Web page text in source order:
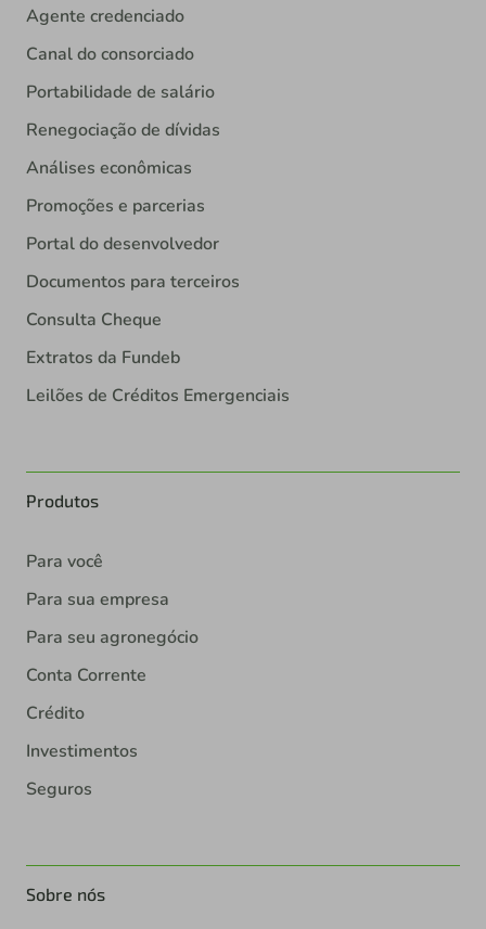
Agente credenciado
Canal do consorciado
Portabilidade de salário
Renegociação de dívidas
Análises econômicas
Promoções e parcerias
Portal do desenvolvedor
Documentos para terceiros
Consulta Cheque
Extratos da Fundeb
Leilões de Créditos Emergenciais
Produtos
Para você
Para sua empresa
Para seu agronegócio
Conta Corrente
Crédito
Investimentos
Seguros
Sobre nós